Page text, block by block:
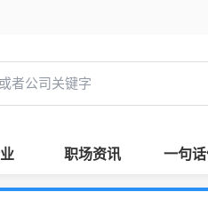
职场资讯 一句